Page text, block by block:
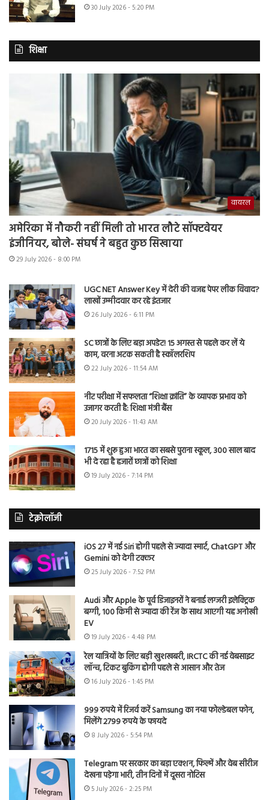
30 July 2026 - 5:20 PM
शिक्षा
वायरल
अमेरिका में नौकरी नहीं मिली तो भारत लौटे सॉफ्टवेयर
इंजीनियर, बोले- संघर्ष ने बहुत कुछ सिखाया
29 July 2026 - 8:00 PM
UGC NET Answer Key में देरी की वजह पेपर लीक विवाद?
लाखों उम्मीदवार कर रहे इंतजार
26 July 2026 - 6:11 PM
SC छात्रों के लिए बड़ा अपडेट! 15 अगस्त से पहले कर लें ये
काम, वरना अटक सकती है स्कॉलरशिप
22 July 2026 - 11:54 AM
नीट परीक्षा में सफलता “शिक्षा क्रांति” के व्यापक प्रभाव को
उजागर करती है: शिक्षा मंत्री बैंस
20 July 2026 - 11:43 AM
1715 में शुरू हुआ भारत का सबसे पुराना स्कूल, 300 साल बाद
भी दे रहा है हजारों छात्रों को शिक्षा
19 July 2026 - 7:14 PM
टेक्नोलॉजी
iOS 27 में नई Siri होगी पहले से ज्यादा स्मार्ट, ChatGPT और
Gemini को देगी टक्कर
25 July 2026 - 7:52 PM
Audi और Apple के पूर्व डिजाइनरों ने बनाई लग्जरी इलेक्ट्रिक
बग्गी, 100 किमी से ज्यादा की रेंज के साथ आएगी यह अनोखी
EV
19 July 2026 - 4:48 PM
रेल यात्रियों के लिए बड़ी खुशखबरी, IRCTC की नई वेबसाइट
लॉन्च, टिकट बुकिंग होगी पहले से आसान और तेज
16 July 2026 - 1:45 PM
999 रुपये में रिजर्व करें Samsung का नया फोल्डेबल फोन,
मिलेंगे 2799 रुपये के फायदे
8 July 2026 - 5:54 PM
Telegram पर सरकार का बड़ा एक्शन, फिल्में और वेब सीरीज
देखना पड़ेगा भारी, तीन दिनों में दूसरा नोटिस
5 July 2026 - 2:25 PM